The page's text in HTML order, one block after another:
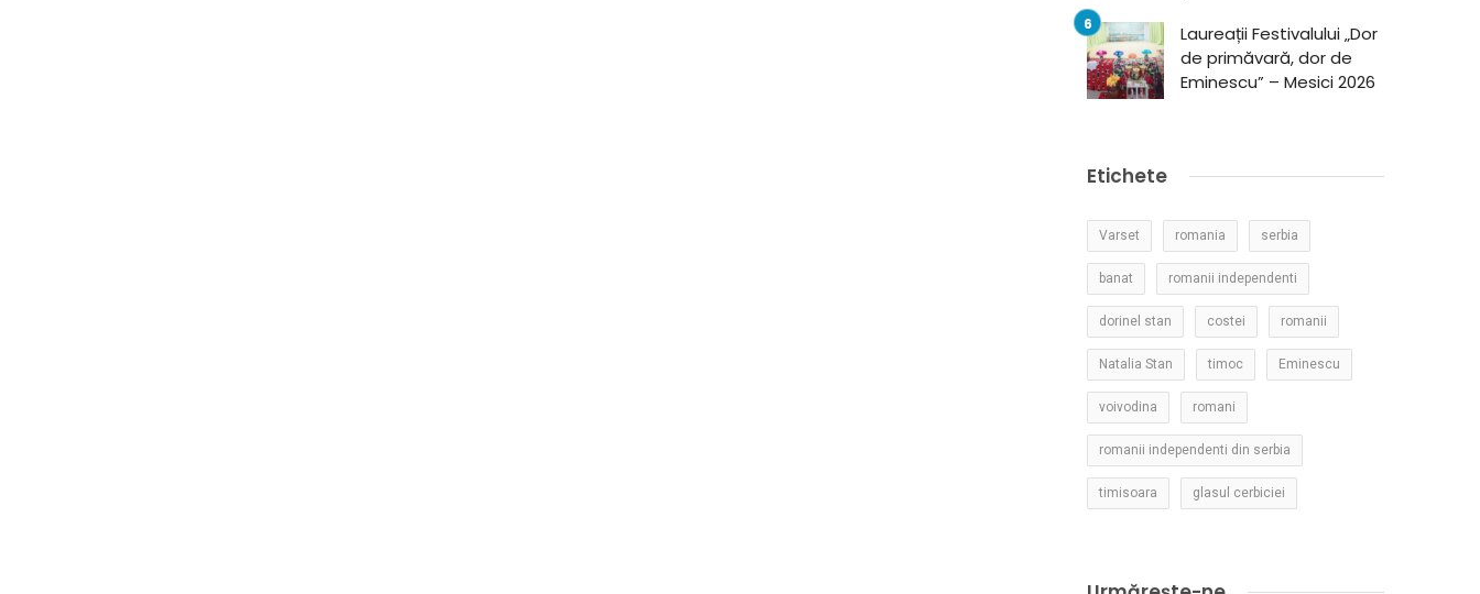
Laureații Festivalului „Dor
de primăvară, dor de
Eminescu” – Mesici 2026
Etichete
Varset romania serbia
banat romanii independenti
dorinel stan costei romanii
Natalia Stan timoc Eminescu
voivodina romani
romanii independenti din serbia
timisoara glasul cerbiciei